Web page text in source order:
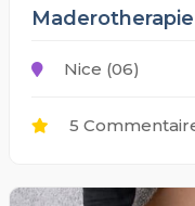
Maderotherapie
Nice (06)
5